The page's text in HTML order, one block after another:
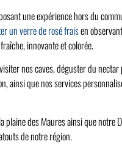
une expérience hors du
un verre de rosé fraisen
innovante et colorée.
nos caves, déguster du
que nos services
des Maures ainsi que
de notre région.